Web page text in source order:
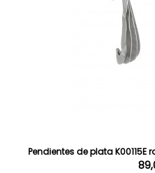
Pendientes de plata